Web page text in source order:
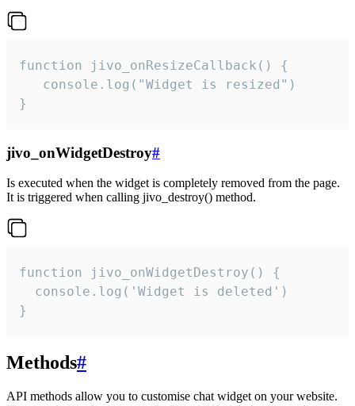
function jivo_onResizeCallback() {
   console.log("Widget is resized")
}
jivo_onWidgetDestroy#
Is executed when the widget is completely removed from the page.
It is triggered when calling jivo_destroy() method.
function jivo_onWidgetDestroy() {
  console.log('Widget is deleted')
}
Methods#
API methods allow you to customise chat widget on your website.